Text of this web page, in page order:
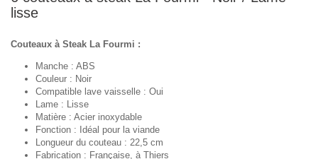
lisse
Couteaux à Steak La Fourmi :
Manche : ABS
Couleur : Noir
Compatible lave vaisselle : Oui
Lame : Lisse
Matière : Acier inoxydable
Fonction : Idéal pour la viande
Longueur du couteau : 22,5 cm
Fabrication : Française, à Thiers